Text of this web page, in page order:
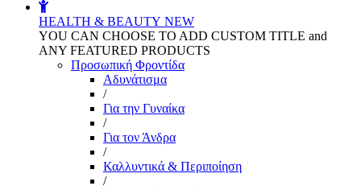
HEALTH & BEAUTY NEW
YOU CAN CHOOSE TO ADD CUSTOM TITLE and
ANY FEATURED PRODUCTS
Προσωπική Φροντίδα
Αδυνάτισμα
/
Για την Γυναίκα
/
Για τον Άνδρα
/
Καλλυντικά & Περιποίηση
/